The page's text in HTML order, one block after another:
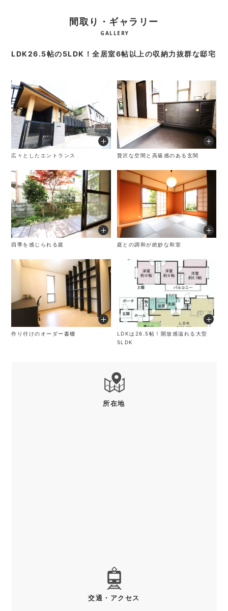
間取り・ギャラリー
GALLERY
LDK26.5帖の5LDK！全居室6帖以上の収納力抜群な邸宅
広々としたエントランス 贅沢な空間と高級感のある玄関
四季を感じられる庭 庭との調和が絶妙な和室
作り付けのオーダー書棚
LDKは26.5帖！開放感溢れる大型
5LDK
所在地
交通・アクセス